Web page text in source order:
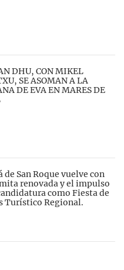
DHU, CON MIKEL
SE ASOMAN A LA
DE EVA EN MARES DE
de San Roque vuelve con
renovada y el impulso
como Fiesta de
Turístico Regional.